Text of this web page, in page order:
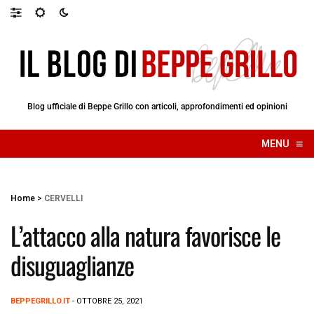
Blog ufficiale di Beppe Grillo con articoli, approfondimenti ed opinioni
MENU ≡
☰
Home > CERVELLI
L’attacco alla natura favorisce le
disuguaglianze
BEPPEGRILLO.IT - OTTOBRE 25, 2021